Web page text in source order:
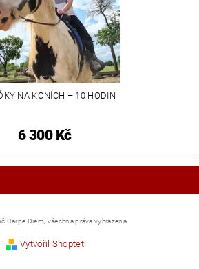
NA KONÍCH – 10 HODIN
6 300 Kč
Carpe Diem, všechna práva vyhrazena
Vytvořil Shoptet